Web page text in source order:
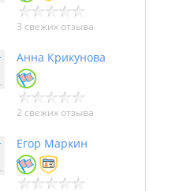
3 свежих отзыва
Анна Крикунова
2 свежих отзыва
Егор Маркин